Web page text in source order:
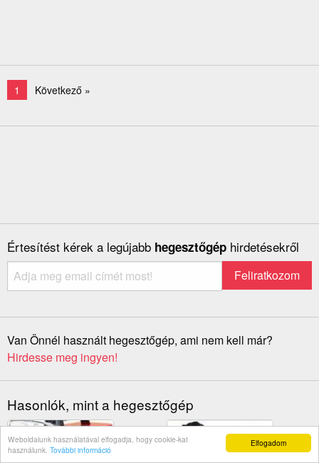
Elfogadom
Weboldalunk használatával elfogadja, hogy cookie-kat
használunk. További információ
1 Következő »
Értesítést kérek a legújabb hegesztőgép hirdetésekről
Van Önnél használt hegesztőgép, ami nem kell már?
Hirdesse meg ingyen!
Hasonlók, mint a hegesztőgép